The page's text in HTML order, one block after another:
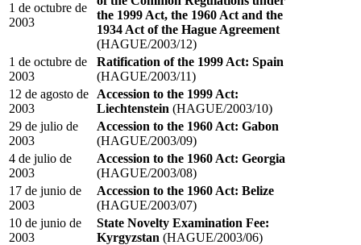
1 de octubre de
2003
the 1999 Act, the 1960 Act and the
1934 Act of the Hague Agreement
(HAGUE/2003/12)
1 de octubre de
2003
Ratification of the 1999 Act: Spain
(HAGUE/2003/11)
12 de agosto de
2003
Accession to the 1999 Act:
Liechtenstein (HAGUE/2003/10)
29 de julio de
2003
Accession to the 1960 Act: Gabon
(HAGUE/2003/09)
4 de julio de
2003
Accession to the 1960 Act: Georgia
(HAGUE/2003/08)
17 de junio de
2003
Accession to the 1960 Act: Belize
(HAGUE/2003/07)
10 de junio de
2003
State Novelty Examination Fee:
Kyrgyzstan (HAGUE/2003/06)